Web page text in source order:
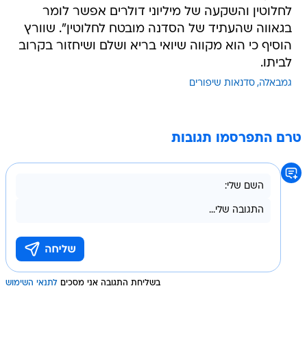
לחלוטין והשקעה של מיליוני דולרים אפשר לומר
בגאווה שהעתיד של הסדנה מובטח לחלוטין". שוורץ
הוסיף כי הוא מקווה שיואי בריא ושלם ושיחזור בקרוב
לביתו.
גמבאלה סדנאות שיפורים
טרם התפרסמו תגובות
בשליחת התגובה אני מסכים לתנאי השימוש